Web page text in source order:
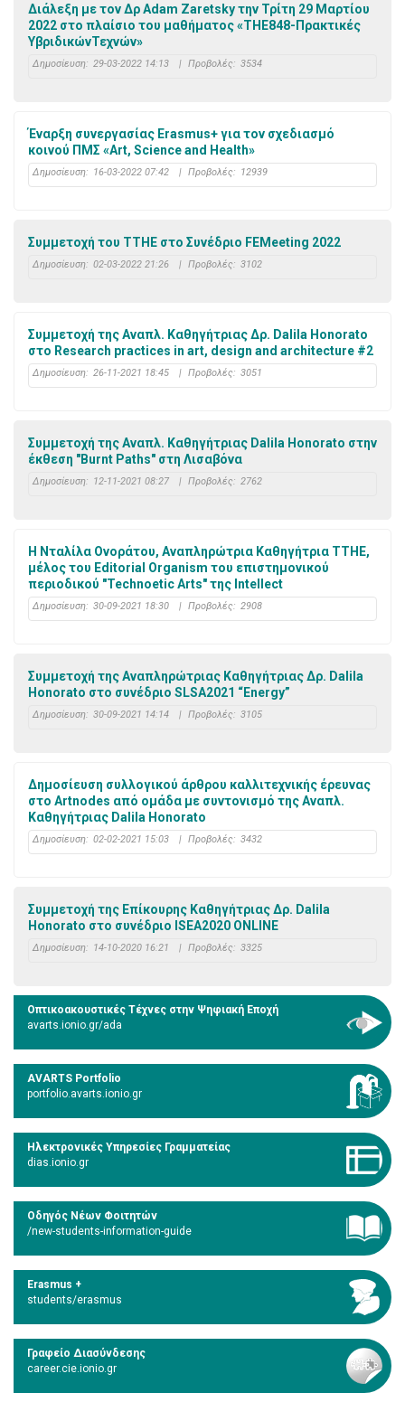
Διάλεξη με τον Δρ Adam Zaretsky την Τρίτη 29 Μαρτίου
2022 στο πλαίσιο του μαθήματος «THE848-Πρακτικές
ΥβριδικώνΤεχνών»
Δημοσίευση: 29-03-2022 14:13 | Προβολές: 3534
Έναρξη συνεργασίας Erasmus+ για τον σχεδιασμό
κοινού ΠΜΣ «Art, Science and Health»
Δημοσίευση: 16-03-2022 07:42 | Προβολές: 12939
Συμμετοχή του ΤΤΗΕ στο Συνέδριο FEMeeting 2022
Δημοσίευση: 02-03-2022 21:26 | Προβολές: 3102
Συμμετοχή της Αναπλ. Καθηγήτριας Δρ. Dalila Honorato
στο Re͏s͏e͏a͏r͏c͏h͏ p͏r͏a͏c͏t͏i͏c͏e͏s͏ i͏n͏ a͏r͏t͏, d͏e͏s͏i͏g͏n͏ a͏n͏d͏ a͏r͏c͏h͏i͏t͏e͏c͏t͏u͏r͏e͏ #2
Δημοσίευση: 26-11-2021 18:45 | Προβολές: 3051
Συμμετοχή της Αναπλ. Καθηγήτριας Dalila Honorato στην
έκθεση "Burnt Paths" στη Λισαβόνα
Δημοσίευση: 12-11-2021 08:27 | Προβολές: 2762
Η Νταλίλα Ονοράτου, Αναπληρώτρια Καθηγήτρια ΤΤΗΕ,
μέλος του Editorial Organism του επιστημονικού
περιοδικού "Technoetic Arts" της Intellect
Δημοσίευση: 30-09-2021 18:30 | Προβολές: 2908
Συμμετοχή της Αναπληρώτριας Καθηγήτριας Δρ. Dalila
Honorato στο συνέδριο SLSA2021 “Energy”
Δημοσίευση: 30-09-2021 14:14 | Προβολές: 3105
Δημοσίευση συλλογικού άρθρου καλλιτεχνικής έρευνας
στο Artnodes από ομάδα με συντονισμό της Αναπλ.
Καθηγήτριας Dalila Honorato
Δημοσίευση: 02-02-2021 15:03 | Προβολές: 3432
Συμμετοχή της Επίκουρης Καθηγήτριας Δρ. Dalila
Honorato στο συνέδριο ISEA2020 ONLINE
Δημοσίευση: 14-10-2020 16:21 | Προβολές: 3325
Οπτικοακουστικές Τέχνες στην Ψηφιακή Εποχή
avarts.ionio.gr/ada
AVARTS Portfolio
portfolio.avarts.ionio.gr
Ηλεκτρονικές Υπηρεσίες Γραμματείας
dias.ionio.gr
Οδηγός Νέων Φοιτητών
/new-students-information-guide
Erasmus +
students/erasmus
Γραφείο Διασύνδεσης
career.cie.ionio.gr